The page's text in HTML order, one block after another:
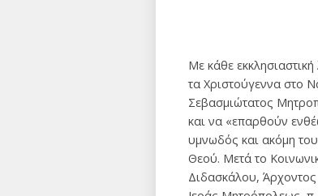
Με κάθε
τα Χριστούγεννα στο
Σεβασμιώτατος
και να «επαρθούν
υμνωδός και ακόμη
Θεού. Μετά το
Διδασκάλου,